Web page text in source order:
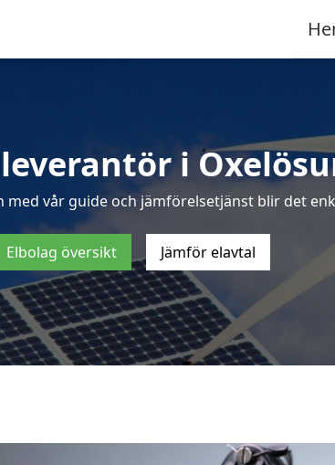
i
vår guide och jämförelsetjänst blir det
Elbolag översikt Jämför elavtal